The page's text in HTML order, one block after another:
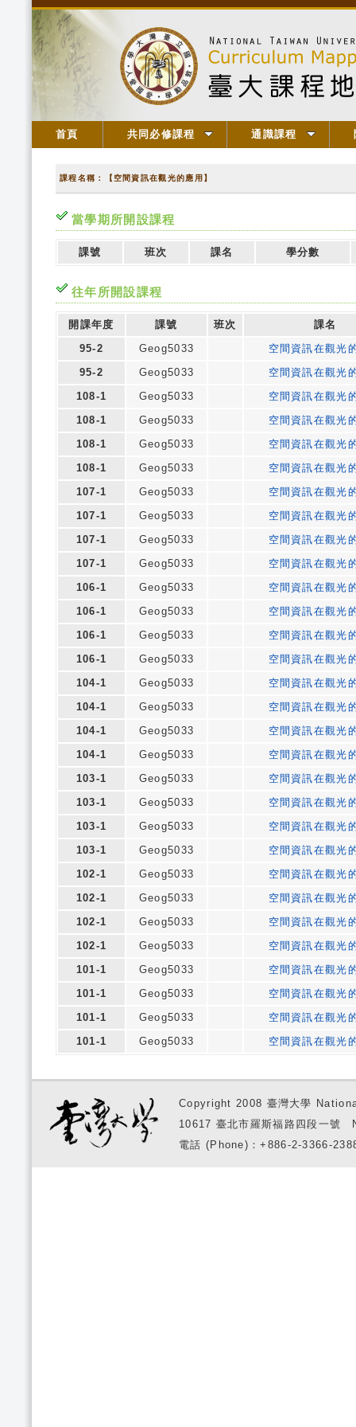
首頁 共同必修課程 通識課程
課程名稱：【空間資訊在觀光的應用】
當學期所開設課程
課號 班次 課名 學分數
往年所開設課程
開課年度 課號 班次
課名
95-2
Geog5033
空間資訊在觀光
95-2
Geog5033
空間資訊在觀光
108-1
Geog5033
空間資訊在觀光
108-1
Geog5033
空間資訊在觀光
108-1
Geog5033
空間資訊在觀光
108-1
Geog5033
空間資訊在觀光
107-1
Geog5033
空間資訊在觀光
107-1
Geog5033
空間資訊在觀光
107-1
Geog5033
空間資訊在觀光
107-1
Geog5033
空間資訊在觀光
106-1
Geog5033
空間資訊在觀光
106-1
Geog5033
空間資訊在觀光
106-1
Geog5033
空間資訊在觀光
106-1
Geog5033
空間資訊在觀光
104-1
Geog5033
空間資訊在觀光
104-1
Geog5033
空間資訊在觀光
104-1
Geog5033
空間資訊在觀光
104-1
Geog5033
空間資訊在觀光
103-1
Geog5033
空間資訊在觀光
103-1
Geog5033
空間資訊在觀光
103-1
Geog5033
空間資訊在觀光
103-1
Geog5033
空間資訊在觀光
102-1
Geog5033
空間資訊在觀光
102-1
Geog5033
空間資訊在觀光
102-1
Geog5033
空間資訊在觀光
102-1
Geog5033
空間資訊在觀光
101-1
Geog5033
空間資訊在觀光
101-1
Geog5033
空間資訊在觀光
101-1
Geog5033
空間資訊在觀光
101-1
Geog5033 空間資訊在觀光
Copyright 2008 臺灣大學
10617 臺北市羅斯福路四段一
電話 (Phone)：+886-2-3366-